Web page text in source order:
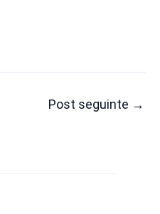
Post seguinte →